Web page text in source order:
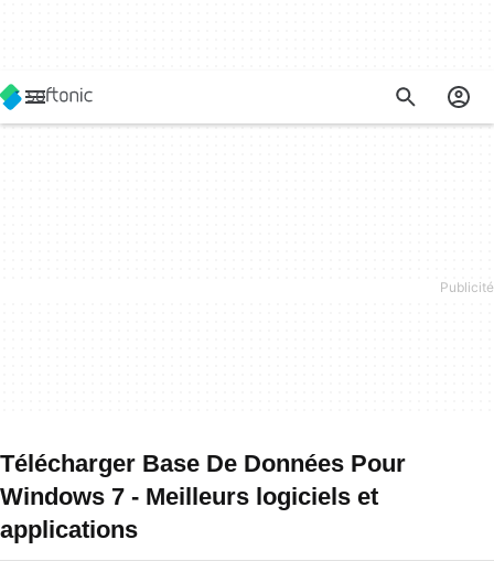
Télécharger Base De Données Pour
Windows 7 - Meilleurs logiciels et
applications